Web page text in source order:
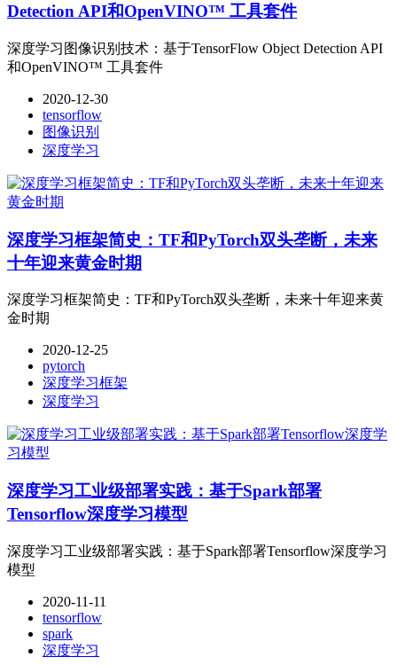
Detection API和OpenVINO™ 工具套件
深度学习图像识别技术：基于TensorFlow Object Detection API
和OpenVINO™ 工具套件
2020-12-30
tensorflow
图像识别
深度学习
深度学习框架简史：TF和PyTorch双头垄断，未来
十年迎来黄金时期
深度学习框架简史：TF和PyTorch双头垄断，未来十年迎来黄
金时期
2020-12-25
pytorch
深度学习框架
深度学习
深度学习工业级部署实践：基于Spark部署
Tensorflow深度学习模型
深度学习工业级部署实践：基于Spark部署Tensorflow深度学习
模型
2020-11-11
tensorflow
spark
深度学习